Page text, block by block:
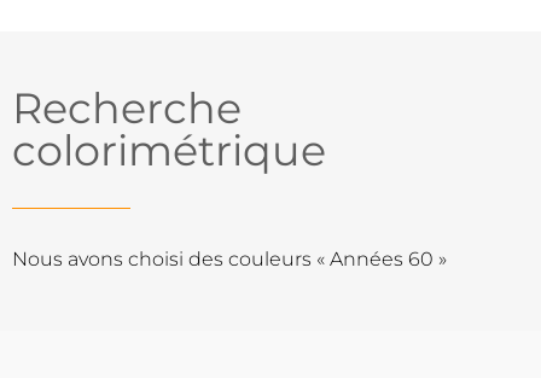
Recherche
colorimétrique
Nous avons choisi des couleurs « Années 60 »